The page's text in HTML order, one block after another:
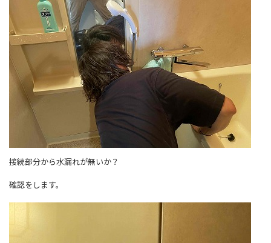
接続部分から水漏れが無いか？
確認をします。